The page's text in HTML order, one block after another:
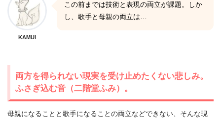
KAMUI
この前までは技術と表現の両立が課題。しか
し、歌手と母親の両立は…
両方を得られない現実を受け止めたくない悲しみ。
ふさぎ込む音（二階堂ふみ）。
母親になることと歌手になることの両立などできない、そんな現